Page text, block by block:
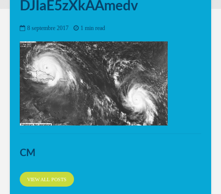
DJIaE5zXkAAmedv
8 septembre 2017 1 min read
CM
VIEW ALL POSTS